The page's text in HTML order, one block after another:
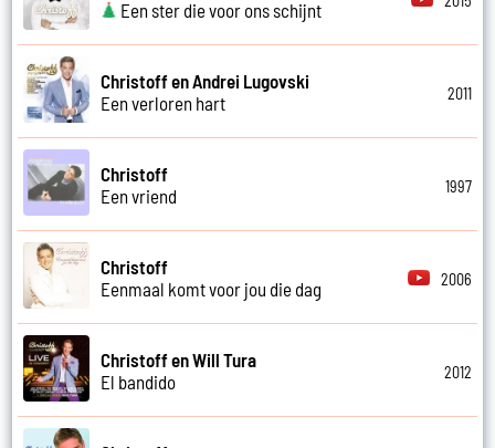
Een ster die voor ons schijnt
Christoff en Andrei Lugovski
Een verloren hart
2011
Christoff
Een vriend
1997
Christoff
Eenmaal komt voor jou die dag
2006
Christoff en Will Tura
El bandido
2012